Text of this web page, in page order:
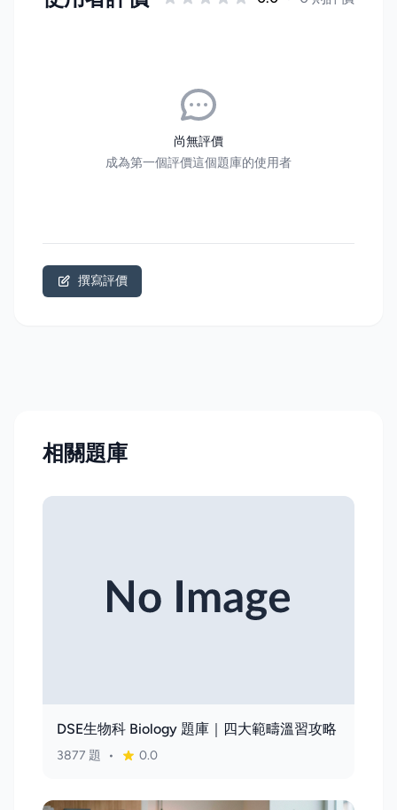
尚無評價
成為第一個評價這個題庫的使用者
撰寫評價
相關題庫
DSE生物科 Biology 題庫｜四大範疇溫習攻略
3877 題 • 0.0